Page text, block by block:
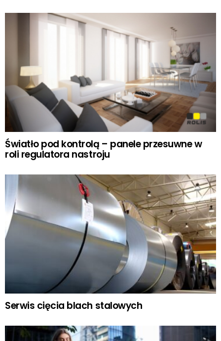
Światło pod kontrolą – panele przesuwne w
roli regulatora nastroju
Serwis cięcia blach stalowych